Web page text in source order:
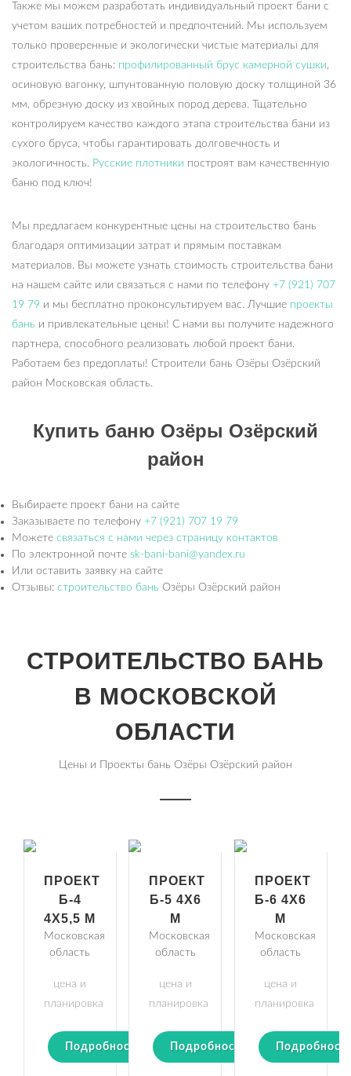
Также мы можем разработать индивидуальный проект бани с
учетом ваших потребностей и предпочтений. Мы используем
только проверенные и экологически чистые материалы для
строительства бань: профилированный брус камерной сушки,
осиновую вагонку, шпунтованную половую доску толщиной 36
мм, обрезную доску из хвойных пород дерева. Тщательно
контролируем качество каждого этапа строительства бани из
сухого бруса, чтобы гарантировать долговечность и
экологичность. Русские плотники построят вам качественную
баню под ключ!
Мы предлагаем конкурентные цены на строительство бань
благодаря оптимизации затрат и прямым поставкам
материалов. Вы можете узнать стоимость строительства бани
на нашем сайте или связаться с нами по телефону +7 (921) 707
19 79 и мы бесплатно проконсультируем вас. Лучшие проекты
бань и привлекательные цены! С нами вы получите надежного
партнера, способного реализовать любой проект бани.
Работаем без предоплаты! Строители бань Озёры Озёрский
район Московская область.
Купить баню Озёры Озёрский
район
Выбираете проект бани на сайте
Заказываете по телефону +7 (921) 707 19 79
Можете связаться с нами через страницу контактов
По электронной почте sk-bani-bani@yandex.ru
Или оставить заявку на сайте
Отзывы: строительство бань Озёры Озёрский район
СТРОИТЕЛЬСТВО БАНЬ
В МОСКОВСКОЙ
ОБЛАСТИ
Цены и Проекты бань Озёры Озёрский район
ПРОЕКТ
Б-4
4Х5,5 М
Московская
область
цена и
планировка
Подробности
ПРОЕКТ
Б-5 4Х6
М
Московская
область
цена и
планировка
Подробности
ПРОЕКТ
Б-6 4Х6
М
Московская
область
цена и
планировка